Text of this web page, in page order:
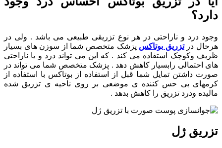
دارد؟
وجود درد و ناراحتی در هر نوع تزریقی طبیعی می باشد . ولی در
هرحال درتزریق بوتاکس پزشک متخصص شما از سوزن های بسیار
ظریف وکوچک استفاده می کند . که این می تواند درد و یا ناراحتی
های احتمالی رابسیار کاهش دهد . پزشک متخصص شما می تواند در
صورت داشتن تمایل شما قبل از استفاده از بوتاکس با استفاده از
کرمهای بی حس کننده ی موضعی بر روی ناحیه ی تزریق شده
مالیده ودرد تزریق را کاهش بدهد .
تزریق ژل